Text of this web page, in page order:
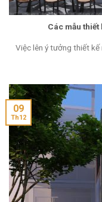
Các mẫu
Việc lên ý tưởng thiết kế
09
Th12